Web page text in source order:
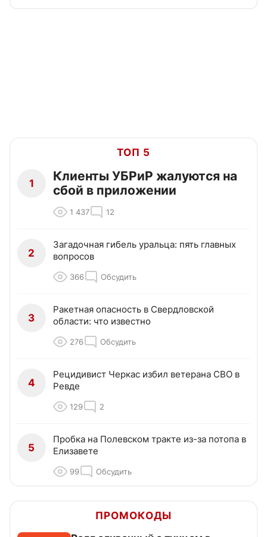
ТОП 5
1
Клиенты УБРиР жалуются на
сбой в приложении
1 437 12
2
Загадочная гибель уральца: пять главных
вопросов
366 Обсудить
3
Ракетная опасность в Свердловской
области: что известно
276 Обсудить
4
Рецидивист Черкас избил ветерана СВО в
Ревде
129 2
5
Пробка на Полевском тракте из-за потопа в
Елизавете
99 Обсудить
ПРОМОКОДЫ